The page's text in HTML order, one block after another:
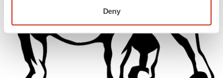
Deny